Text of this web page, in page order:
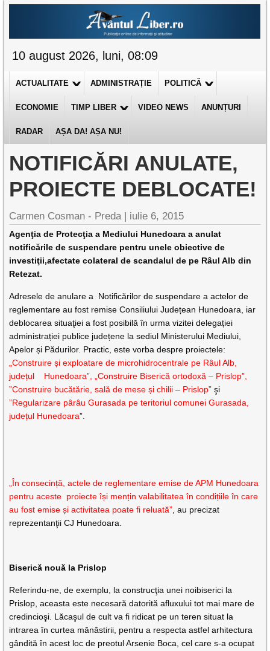
10 august 2026, luni, 08:09
ACTUALITATE ADMINISTRAȚIE POLITICĂ
ECONOMIE TIMP LIBER VIDEO NEWS ANUNȚURI
RADAR AȘA DA! AȘA NU!
NOTIFICĂRI ANULATE,
PROIECTE DEBLOCATE!
Carmen Cosman - Preda | iulie 6, 2015
Agenţia de Protecţia a Mediului Hunedoara a anulat
notificările de suspendare pentru unele obiective de
investiţii,afectate colateral de scandalul de pe Râul Alb din
Retezat.
Adresele de anulare a Notificărilor de suspendare a actelor de
reglementare au fost remise Consiliului Județean Hunedoara, iar
deblocarea situaţiei a fost posibilă în urma vizitei delegației
administrației publice județene la sediul Ministerului Mediului,
Apelor și Pădurilor. Practic, este vorba despre proiectele:
„Construire și exploatare de microhidrocentrale pe Râul Alb,
județul Hunedoara”, „Construire Biserică ortodoxă – Prislop”,
”Construire bucătărie, sală de mese și chilii – Prislop” şi
”Regularizare pârâu Gurasada pe teritoriul comunei Gurasada,
județul Hunedoara”.
„În consecință, actele de reglementare emise de APM Hunedoara
pentru aceste proiecte își mențin valabilitatea în condițiile în care
au fost emise și activitatea poate fi reluată” , au precizat
reprezentanţii CJ Hunedoara.
Biserică nouă la Prislop
Referindu-ne, de exemplu, la construcţia unei noibiserici la
Prislop, aceasta este necesară datorită afluxului tot mai mare de
credincioşi. Lăcaşul de cult va fi ridicat pe un teren situat la
intrarea în curtea mănăstirii, pentru a respecta astfel arhitectura
gândită în acest loc de preotul Arsenie Boca, cel care s-a ocupat